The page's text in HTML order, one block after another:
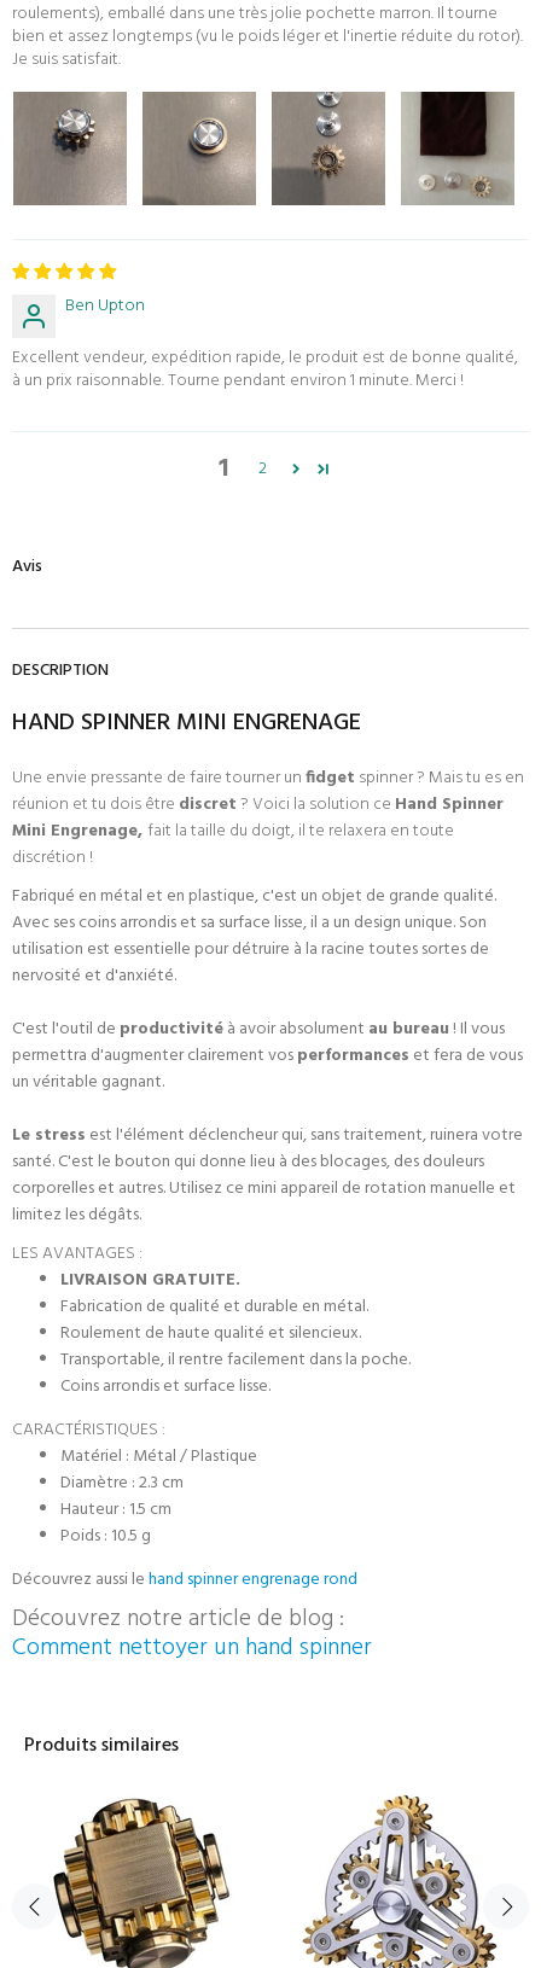
roulements), emballé dans une très jolie pochette marron. Il tourne
bien et assez longtemps (vu le poids léger et l'inertie réduite du rotor).
Je suis satisfait.
Ben Upton
Excellent vendeur, expédition rapide, le produit est de bonne qualité,
à un prix raisonnable. Tourne pendant environ 1 minute. Merci !
1 2
Avis
DESCRIPTION
HAND SPINNER MINI ENGRENAGE
Une envie pressante de faire tourner unfidget spinner ? Mais tu es en
réunion et tu dois être discret? Voici la solution ce Hand Spinner
Mini Engrenage,fait la taille du doigt, il te relaxera en toute
discrétion !
Fabriqué en métal et en plastique, c'est un objet de grande qualité.
Avec ses coins arrondis et sa surface lisse, il a un design unique. Son
utilisation est essentielle pour détruire à la racine toutes sortes de
nervosité et d'anxiété.
C'est l'outil de productivitéà avoir absolument au bureau ! Il vous
permettra d'augmenter clairement vosperformances et fera de vous
un véritable gagnant.
Le stress est l'élément déclencheur qui, sans traitement, ruinera votre
santé. C'est le bouton qui donne lieu à des blocages, des douleurs
corporelles et autres. Utilisez ce mini appareil de rotation manuelle et
limitez les dégâts.
LES AVANTAGES :
LIVRAISON GRATUITE.
Fabrication de qualité et durable en métal.
Roulement de haute qualité et silencieux.
Transportable, il rentre facilement dans la poche.
Coins arrondis et surface lisse.
CARACTÉRISTIQUES :
Matériel : Métal / Plastique
Diamètre : 2.3 cm
Hauteur : 1.5 cm
Poids : 10.5 g
Découvrez aussi lehand spinner engrenage rond
Découvrez notre article de blog :
Comment nettoyer un hand spinner
Produits similaires